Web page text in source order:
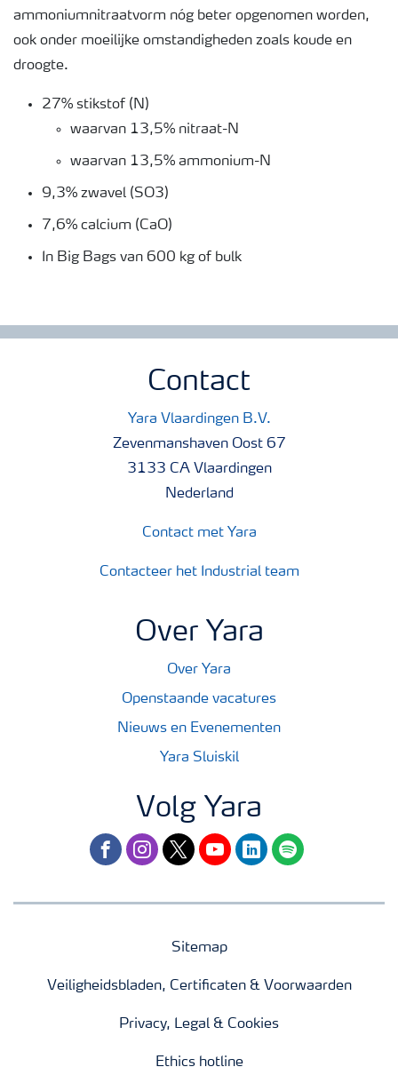
ammoniumnitraatvorm nóg beter opgenomen worden,
ook onder moeilijke omstandigheden zoals koude en
droogte.
27% stikstof (N)
waarvan 13,5% nitraat-N
waarvan 13,5% ammonium-N
9,3% zwavel (SO3)
7,6% calcium (CaO)
In Big Bags van 600 kg of bulk
Contact
Yara Vlaardingen B.V.
Zevenmanshaven Oost 67
3133 CA Vlaardingen
Nederland
Contact met Yara
Contacteer het Industrial team
Over Yara
Over Yara
Openstaande vacatures
Nieuws en Evenementen
Yara Sluiskil
Volg Yara
facebookinstagram
twitteryoutubelinkedinspotify
Sitemap
Veiligheidsbladen, Certificaten & Voorwaarden
Privacy, Legal & Cookies
Ethics hotline